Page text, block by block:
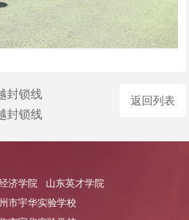
封锁线
封锁线
返回列表
济学院
山东英才学院
市宇华实验学校